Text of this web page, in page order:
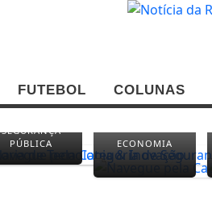
FUTEBOL COLUNAS
SEGURANÇA
PÚBLICA
ECONOMIA